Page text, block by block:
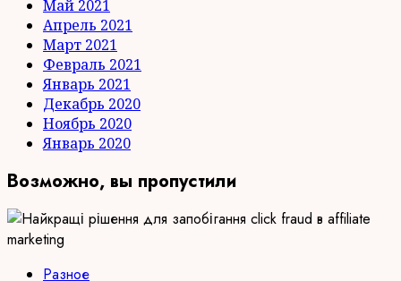
Май 2021
Апрель 2021
Март 2021
Февраль 2021
Январь 2021
Декабрь 2020
Ноябрь 2020
Январь 2020
Возможно, вы пропустили
Разное